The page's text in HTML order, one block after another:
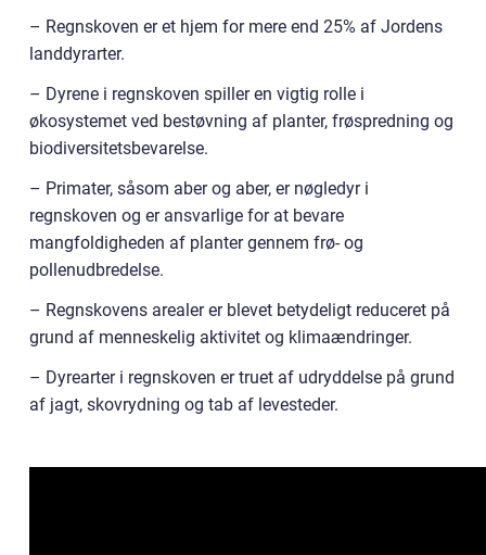
– Regnskoven er et hjem for mere end 25% af Jordens
landdyrarter.
– Dyrene i regnskoven spiller en vigtig rolle i
økosystemet ved bestøvning af planter, frøspredning og
biodiversitetsbevarelse.
– Primater, såsom aber og aber, er nøgledyr i
regnskoven og er ansvarlige for at bevare
mangfoldigheden af planter gennem frø- og
pollenudbredelse.
– Regnskovens arealer er blevet betydeligt reduceret på
grund af menneskelig aktivitet og klimaændringer.
– Dyrearter i regnskoven er truet af udryddelse på grund
af jagt, skovrydning og tab af levesteder.